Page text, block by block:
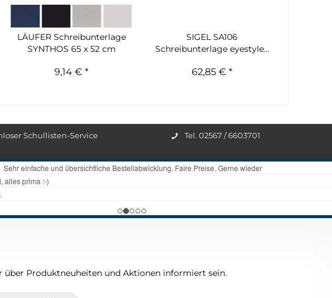
LÄUFER Schreibunterlage
SYNTHOS 65 x 52 cm
9,14 € *
SIGEL SA106
Schreibunterlage eyestyle...
62,85 € *
Schullisten-Service Tel. 02567 / 6603701
über Produktneuheiten und Aktionen informiert sein.